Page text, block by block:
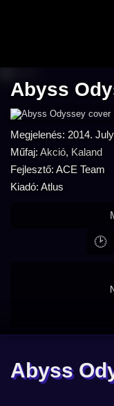
Abyss
Megjelenés: 2014.
Műfaj: Akció, Kaland
Fejlesztő: ACE Team
Kiadó: Atlus
🕑
Abyss